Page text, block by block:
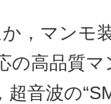
，マンモ
の高品質
超音波の